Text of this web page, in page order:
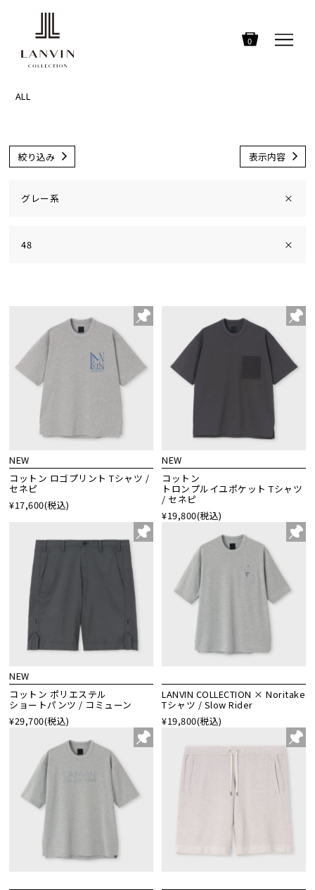
0
ALL
絞り込み 表示内容
グレー系 ×
48 ×
NEW
コットン ロゴプリント Tシャツ /
セネピ
¥17,600(税込)
NEW
コットン
トロンプルイユポケット Tシャツ
/ セネピ
¥19,800(税込)
NEW
コットン ポリエステル
ショートパンツ / コミューン
¥29,700(税込)
LANVIN COLLECTION × Noritake
Tシャツ / Slow Rider
¥19,800(税込)